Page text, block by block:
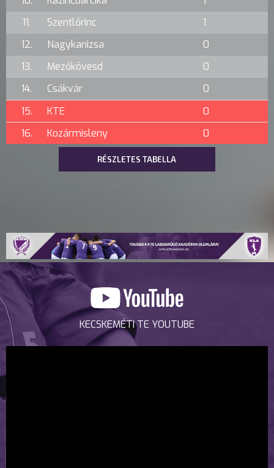
11.
Szentlőrinc
1
12.
Nagykanizsa
0
13.
Mezőkövesd
0
14.
Csákvár
0
15.
KTE
0
16.
Kozármisleny 0
RÉSZLETES TABELLA
KECSKEMÉTI TE YOUTUBE